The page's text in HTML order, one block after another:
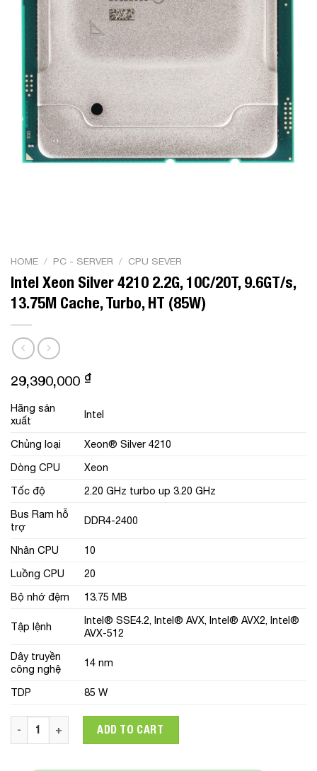
HOME / PC - SERVER / CPU SEVER
Intel Xeon Silver 4210 2.2G, 10C/20T, 9.6GT/s,
13.75M Cache, Turbo, HT (85W)
29,390,000 ₫
Hãng sản
xuất
Intel
Chủng loại
Xeon® Silver 4210
Dòng CPU
Xeon
Tốc độ
2.20 GHz turbo up 3.20 GHz
Bus Ram hỗ
trợ
DDR4-2400
Nhân CPU
10
Luồng CPU
20
Bộ nhớ đệm
13.75 MB
Tập lệnh
Intel® SSE4.2, Intel® AVX, Intel® AVX2, Intel®
AVX-512
Dây truyền
công nghệ
14 nm
TDP 85 W
Intel Xeon Silver 4210 2.2G, 10C/20T, 9.6GT/s, 13.75M
ADD TO CART